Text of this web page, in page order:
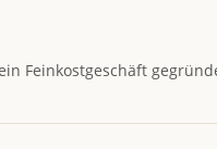
Feinkostgeschäft